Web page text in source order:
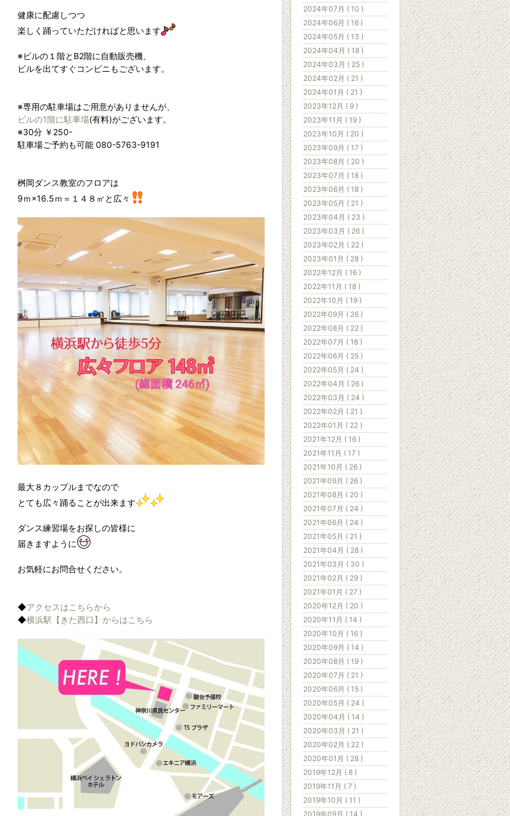
健康に配慮しつつ
楽しく踊っていただければと思います
※ビルの１階とB2階に自動販売機、
ビルを出てすぐコンビニもございます。
※専用の駐車場はご用意がありませんが、
ビルの1階に駐車場(有料)がございます。
※30分 ￥250-
駐車場ご予約も可能 080-5763-9191
桝岡ダンス教室のフロアは
9ｍ×16.5ｍ＝１４８㎡と広々
最大８カップルまでなので
とても広々踊ることが出来ます
ダンス練習場をお探しの皆様に
届きますように
お気軽にお問合せください。
◆アクセスはこちらから
◆横浜駅【きた西口】からはこちら
2024年07月 ( 10 )
2024年06月 ( 16 )
2024年05月 ( 13 )
2024年04月 ( 18 )
2024年03月 ( 25 )
2024年02月 ( 21 )
2024年01月 ( 21 )
2023年12月 ( 9 )
2023年11月 ( 19 )
2023年10月 ( 20 )
2023年09月 ( 17 )
2023年08月 ( 20 )
2023年07月 ( 18 )
2023年06月 ( 18 )
2023年05月 ( 21 )
2023年04月 ( 23 )
2023年03月 ( 26 )
2023年02月 ( 22 )
2023年01月 ( 28 )
2022年12月 ( 16 )
2022年11月 ( 18 )
2022年10月 ( 19 )
2022年09月 ( 26 )
2022年08月 ( 22 )
2022年07月 ( 18 )
2022年06月 ( 25 )
2022年05月 ( 24 )
2022年04月 ( 26 )
2022年03月 ( 24 )
2022年02月 ( 21 )
2022年01月 ( 22 )
2021年12月 ( 16 )
2021年11月 ( 17 )
2021年10月 ( 26 )
2021年09月 ( 26 )
2021年08月 ( 20 )
2021年07月 ( 24 )
2021年06月 ( 24 )
2021年05月 ( 21 )
2021年04月 ( 28 )
2021年03月 ( 30 )
2021年02月 ( 29 )
2021年01月 ( 27 )
2020年12月 ( 20 )
2020年11月 ( 14 )
2020年10月 ( 16 )
2020年09月 ( 14 )
2020年08月 ( 19 )
2020年07月 ( 21 )
2020年06月 ( 15 )
2020年05月 ( 24 )
2020年04月 ( 14 )
2020年03月 ( 21 )
2020年02月 ( 22 )
2020年01月 ( 28 )
2019年12月 ( 8 )
2019年11月 ( 7 )
2019年10月 ( 11 )
2019年09月 ( 14 )